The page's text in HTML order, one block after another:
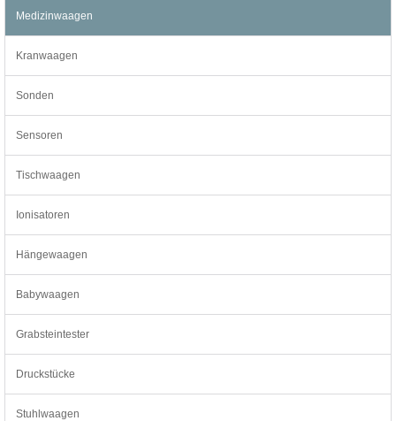
Medizinwaagen
Kranwaagen
Sonden
Sensoren
Tischwaagen
Ionisatoren
Hängewaagen
Babywaagen
Grabsteintester
Druckstücke
Stuhlwaagen